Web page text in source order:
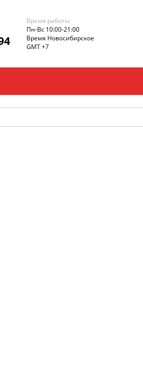
Время работы:
Пн-Вс 10:00-21:00
Время Новосибирское
GMT +7